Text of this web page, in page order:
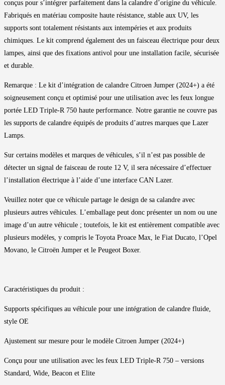
conçus pour s’intégrer parfaitement dans la calandre d’origine du véhicule.
Fabriqués en matériau composite haute résistance, stable aux UV, les
supports sont totalement résistants aux intempéries et aux produits
chimiques. Le kit comprend également des un faisceau électrique pour deux
lampes, ainsi que des fixations antivol pour une installation facile, sécurisée
et durable.
Remarque : Le kit d’intégration de calandre Citroen Jumper (2024+) a été
soigneusement conçu et optimisé pour une utilisation avec les feux longue
portée LED Triple-R 750 haute performance. Notre garantie ne couvre pas
les supports de calandre équipés de produits d’autres marques que Lazer
Lamps.
Sur certains modèles et marques de véhicules, s’il n’est pas possible de
détecter un signal de faisceau de route 12 V, il sera nécessaire d’effectuer
l’installation électrique à l’aide d’une interface CAN Lazer.
Veuillez noter que ce véhicule partage le design de sa calandre avec
plusieurs autres véhicules. L’emballage peut donc présenter un nom ou une
image d’un autre véhicule ; toutefois, le kit est entièrement compatible avec
plusieurs modèles, y compris le Toyota Proace Max, le Fiat Ducato, l’Opel
Movano, le Citroën Jumper et le Peugeot Boxer.
Caractéristiques du produit :
Supports spécifiques au véhicule pour une intégration de calandre fluide,
style OE
Ajustement sur mesure pour le modèle Citroen Jumper (2024+)
Conçu pour une utilisation avec les feux LED Triple-R 750 – versions
Standard, Wide, Beacon et Elite